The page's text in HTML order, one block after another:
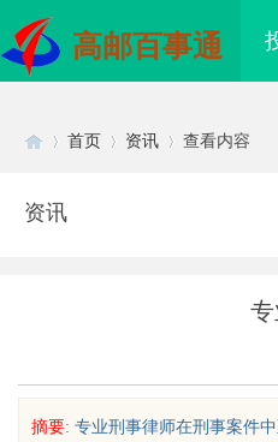
高邮百事通
首页 资讯 查看内容
资讯
摘要: 专业刑事律师在刑事案件